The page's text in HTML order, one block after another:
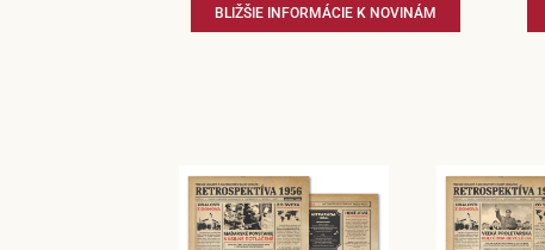
BLIŽŠIE INFORMÁCIE K NOVINÁM